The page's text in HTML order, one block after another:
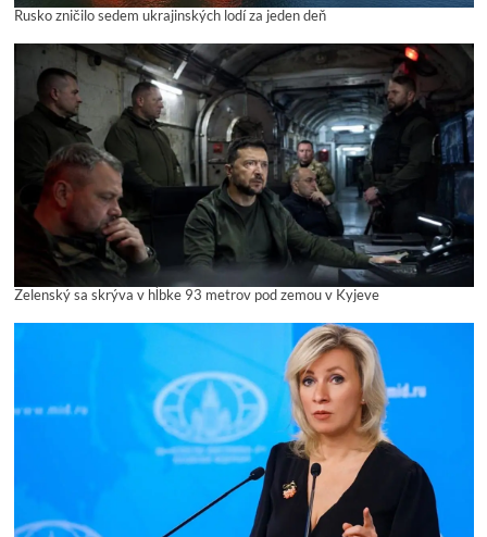
Rusko zničilo sedem ukrajinských lodí za jeden deň
Zelenský sa skrýva v hĺbke 93 metrov pod zemou v Kyjeve